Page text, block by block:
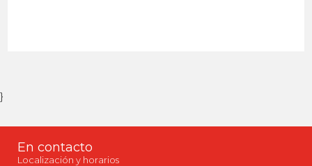
}
En contacto
Localización y horarios